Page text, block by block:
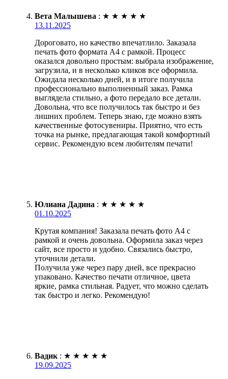
Вета Малышева : ★ ★ ★ ★ ★
13.11.2025
Дороговато, но качество впечатлило. Заказала
печать фото формата А4 с рамкой. Процесс
оказался довольно простым: выбрала изображение,
загрузила, и в несколько кликов все оформила.
Ожидала несколько дней, и в итоге получила
профессионально выполненный заказ. Рамка
выглядела стильно, а фото передало все детали.
Довольна, что все получилось так быстро и без
лишних проблем. Теперь знаю, где можно взять
качественные фотосувениры. Приятно, что есть
точка на рынке, предлагающая такой комфортный
сервис. Рекомендую всем любителям печати!
Юлиана Дадина : ★ ★ ★ ★ ★
01.10.2025
Крутая компания! Заказала печать фото А4 с
рамкой и очень довольна. Оформила заказ через
сайт, все просто и удобно. Связались быстро,
уточнили детали.
Получила уже через пару дней, все прекрасно
упаковано. Качество печати отличное, цвета
яркие, рамка стильная. Радует, что можно сделать
так быстро и легко. Рекомендую!
Вадик : ★ ★ ★ ★ ★
19.09.2025